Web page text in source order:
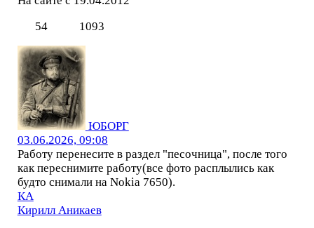
54
1093
ЮБОРГ
03.06.2026, 09:08
Работу перенесите в раздел "песочница", после того
как переснимите работу(все фото расплылись как
будто снимали на Nokia 7650).
КА
Кирилл Аникаев